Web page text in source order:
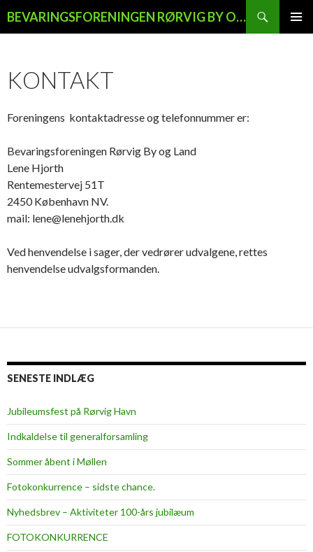
BEVARINGSFORENINGEN RØRVIG BY OG LAND
KONTAKT
Foreningens kontaktadresse og telefonnummer er:
Bevaringsforeningen Rørvig By og Land
Lene Hjorth
Rentemestervej 51T
2450 København NV.
mail: lene@lenehjorth.dk
Ved henvendelse i sager, der vedrører udvalgene, rettes
henvendelse udvalgsformanden.
SENESTE INDLÆG
Jubileumsfest på Rørvig Havn
Indkaldelse til generalforsamling
Sommer åbent i Møllen
Fotokonkurrence – sidste chance.
Nyhedsbrev – Aktiviteter 100-års jubilæum
FOTOKONKURRENCE